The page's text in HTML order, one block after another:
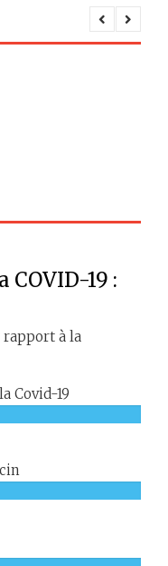
- 10
19 :
rapport à la
Covid-19